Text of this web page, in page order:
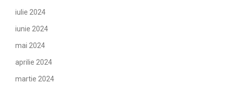
iulie 2024
iunie 2024
mai 2024
aprilie 2024
martie 2024